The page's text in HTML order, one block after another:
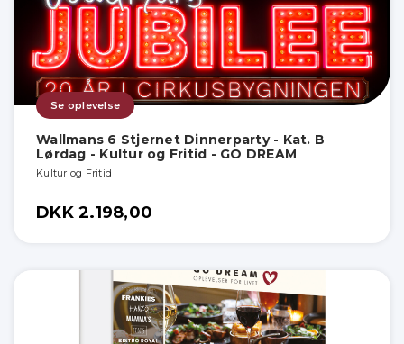
Se oplevelse
Wallmans 6 Stjernet Dinnerparty - Kat. B
Lørdag - Kultur og Fritid - GO DREAM
Kultur og Fritid
DKK 2.198,00